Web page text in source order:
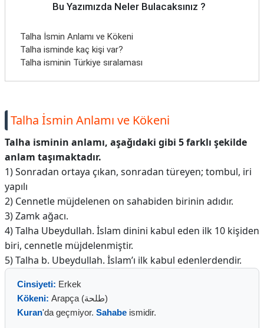
Bu Yazımızda Neler Bulacaksınız ?
Talha İsmin Anlamı ve Kökeni
Talha isminde kaç kişi var?
Talha isminin Türkiye sıralaması
Talha İsmin Anlamı ve Kökeni
Talha isminin anlamı, aşağıdaki gibi 5 farklı şekilde
anlam taşımaktadır.
1) Sonradan ortaya çıkan, sonradan türeyen; tombul, iri
yapılı
2) Cennetle müjdelenen on sahabiden birinin adıdır.
3) Zamk ağacı.
4) Talha Ubeydullah. İslam dinini kabul eden ilk 10 kişiden
biri, cennetle müjdelenmiştir.
5) Talha b. Ubeydullah. İslam’ı ilk kabul edenlerdendir.
Cinsiyeti: Erkek
Kökeni:
Arapça (طلحة)
Kuran'da geçmiyor. Sahabe ismidir.